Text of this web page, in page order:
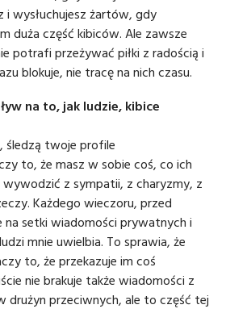
wysłuchujesz żartów, gdy
duża część kibiców. Ale zawsze
potrafi przeżywać piłki z radością i
blokuje, nie tracę na nich czasu.
na to, jak ludzie, kibice
śledzą twoje profile
to, że masz w sobie coś, co ich
z sympatii, z charyzmy, z
Każdego wieczoru, przed
na setki wiadomości prywatnych i
mnie uwielbia. To sprawia, że
to, że przekazuje im coś
nie brakuje także wiadomości z
drużyn przeciwnych, ale to część tej